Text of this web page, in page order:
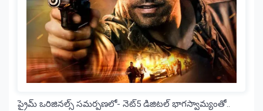
ప్రైమ్ ఒరిజినల్స్ సమర్పణలో- నెట్5 డిజిటల్ భాగస్వామ్యంతో..